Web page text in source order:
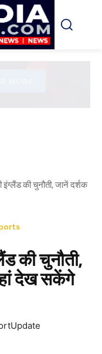
इंग्लैंड की चुनौती, जानें दर्शक
की चुनौती,
देख सकेंगे